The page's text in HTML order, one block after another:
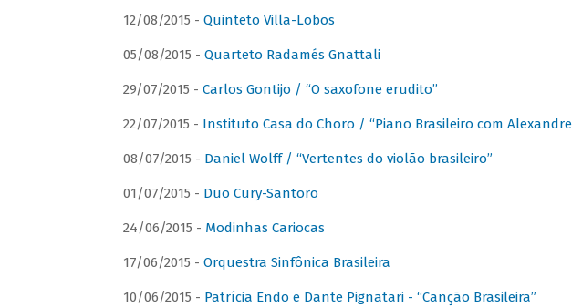
12/08/2015 - Quinteto Villa-Lobos
05/08/2015 - Quarteto Radamés Gnattali
29/07/2015 - Carlos Gontijo / “O saxofone erudito”
22/07/2015 - Instituto Casa do Choro / “Piano Brasileiro com Alexandre
08/07/2015 - Daniel Wolff / “Vertentes do violão brasileiro”
01/07/2015 - Duo Cury-Santoro
24/06/2015 - Modinhas Cariocas
17/06/2015 - Orquestra Sinfônica Brasileira
10/06/2015 - Patrícia Endo e Dante Pignatari - “Canção Brasileira”